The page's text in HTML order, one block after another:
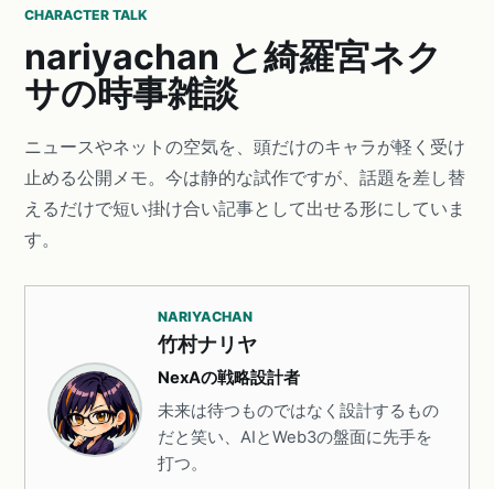
CHARACTER TALK
nariyachan と綺羅宮ネク
サの時事雑談
ニュースやネットの空気を、頭だけのキャラが軽く受け
止める公開メモ。今は静的な試作ですが、話題を差し替
えるだけで短い掛け合い記事として出せる形にしていま
す。
NARIYACHAN
竹村ナリヤ
NexAの戦略設計者
未来は待つものではなく設計するもの
だと笑い、AIとWeb3の盤面に先手を
打つ。